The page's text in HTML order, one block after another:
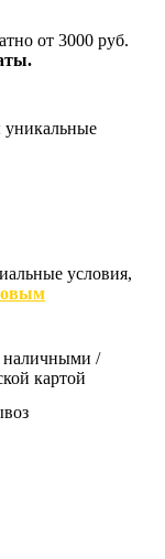
от 3000 руб.
уникальные
условия,
наличными /
картой